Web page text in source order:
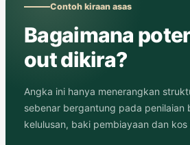
Contoh kiraan asas
Bagaimana
out dikira?
Angka ini hanya menerangkan
sebenar bergantung pada penilaian
kelulusan, baki pembiayaan dan